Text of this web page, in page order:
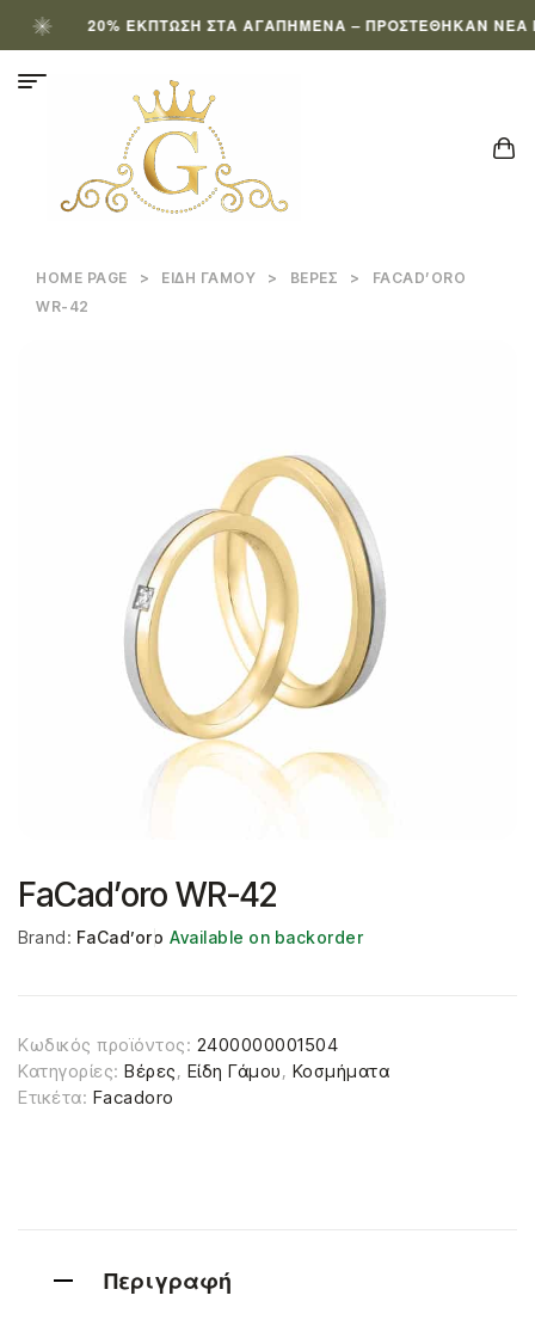
20% ΈΚΠΤΩΣΗ ΣΤΑ ΑΓΑΠΗΜΈΝΑ – ΠΡΟΣΤΈΘΗΚΑΝ ΝΈΑ
HOME PAGE > ΕΊΔΗ ΓΆΜΟΥ > ΒΈΡΕΣ >
FACAD’ORO
WR-42
FaCad’oro WR-42
Brand: FaCad’oro Available on backorder
Κωδικός προϊόντος: 2400000001504
Κατηγορίες: Βέρες, Είδη Γάμου, Κοσμήματα
Ετικέτα: Facadoro
Περιγραφή